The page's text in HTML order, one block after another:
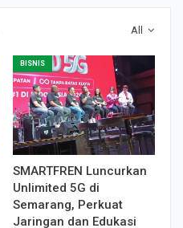
All
BISNIS
SMARTFREN Luncurkan
Unlimited 5G di
Semarang, Perkuat
Jaringan dan Edukasi